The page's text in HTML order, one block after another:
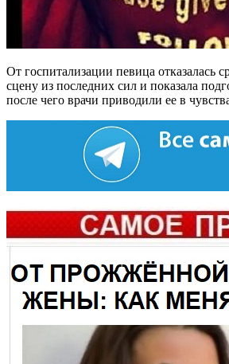
От госпитализации певица отказалась
сцену из последних сил и показала
после чего врачи приводили ее в